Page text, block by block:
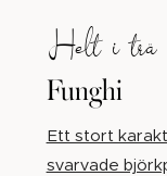
Helt i trä
Funghi
Ett stort
svarvade